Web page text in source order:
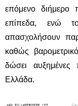
επόμενο διήμερο
επίπεδα, ενώ
απασχολήσουν
καθώς
δώσει αυξημένες
Ελλάδα.